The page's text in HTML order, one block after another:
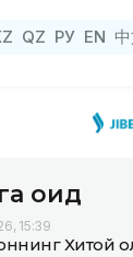
QZ РУ EN
оид
15:39
Хитой